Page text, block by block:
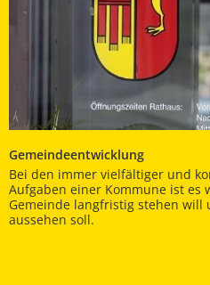
Gemeindeentwicklung
Bei den immer vielfältiger und
Aufgaben einer Kommune ist es
Gemeinde langfristig stehen will
aussehen soll.